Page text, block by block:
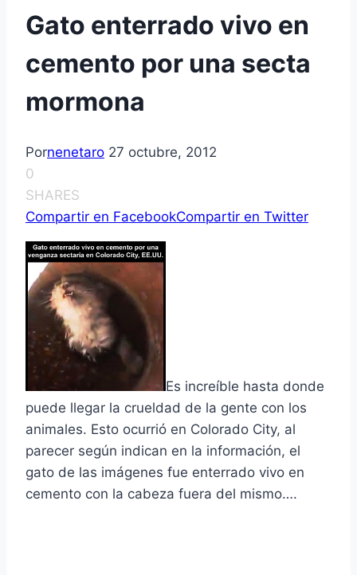
Gato enterrado vivo en
cemento por una secta
mormona
Pornenetaro 27 octubre, 2012
0
SHARES
Compartir en FacebookCompartir en Twitter
Es increí­ble hasta donde
puede llegar la crueldad de la gente con los
animales. Esto ocurrió en Colorado City, al
parecer según indican en la información, el
gato de las imágenes fue enterrado vivo en
cemento con la cabeza fuera del mismo….